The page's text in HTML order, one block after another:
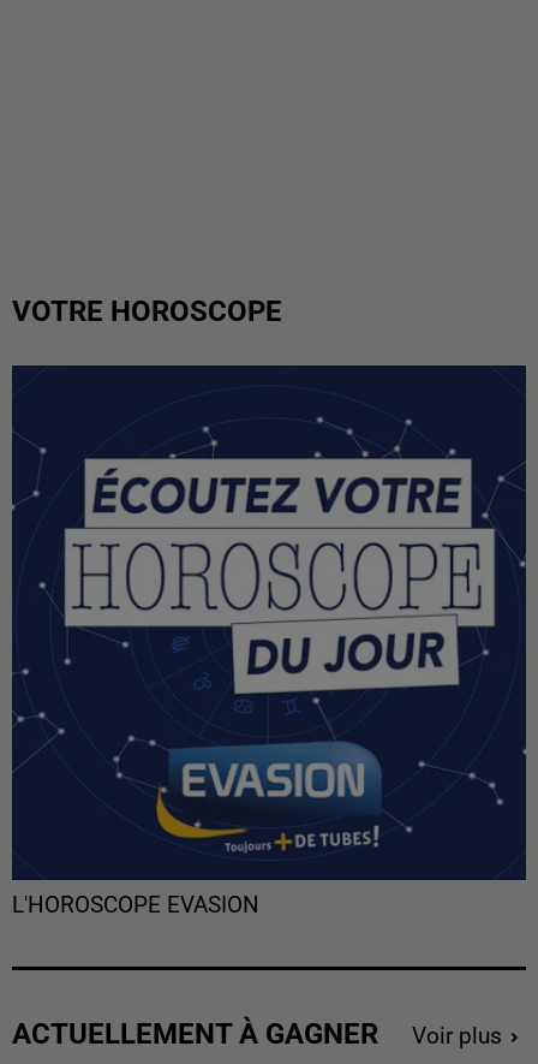
VOTRE HOROSCOPE
L'HOROSCOPE EVASION
ACTUELLEMENT À GAGNER Voir plus